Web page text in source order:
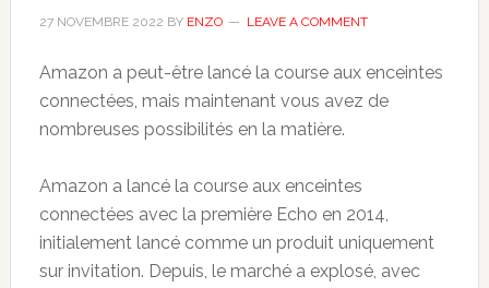
27 NOVEMBRE 2022 BY ENZO LEAVE A COMMENT
Amazon a peut-être lancé la course aux enceintes
connectées, mais maintenant vous avez de
nombreuses possibilités en la matière.
Amazon a lancé la course aux enceintes
connectées avec la première Echo en 2014,
initialement lancé comme un produit uniquement
sur invitation. Depuis, le marché a explosé, avec